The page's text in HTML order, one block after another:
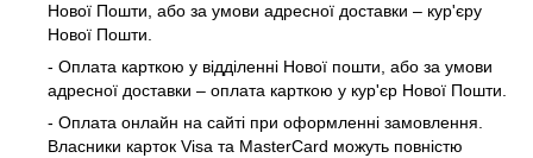
Нової Пошти, або за умови адресної доставки – кур'єру
Нової Пошти.
- Оплата карткою у відділенні Нової пошти, або за умови
адресної доставки – оплата карткою у кур'єр Нової Пошти.
- Оплата онлайн на сайті при оформленні замовлення.
Власники карток Visa та MasterCard можуть повністю